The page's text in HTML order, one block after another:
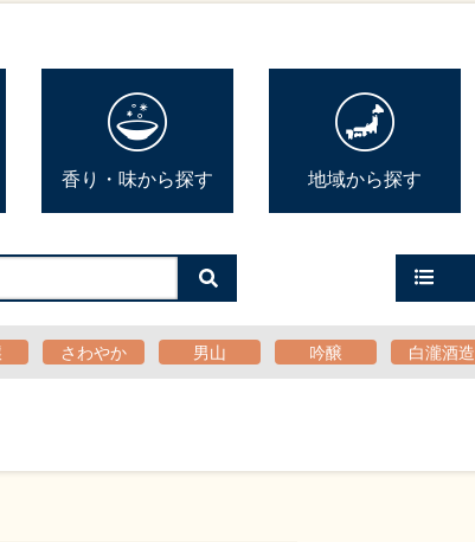
香り・味から探す 地域から探す
検
索
る
さわやか 男山 吟醸 白瀧酒造